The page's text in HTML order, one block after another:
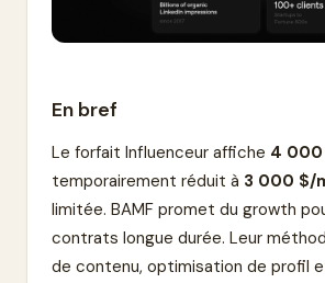
En bref
Le forfait Influenceur affiche 4
temporairement réduit à 3 000 $/
limitée. BAMF promet du growth
contrats longue durée. Leur
de contenu, optimisation de profil